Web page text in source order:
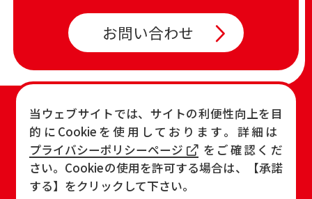
当ウェブサイトでは、サイトの利便性向上を目
的にCookieを使用しております。詳細は
プライバシーポリシーページ
をご確認くだ
さい。Cookieの使用を許可する場合は、【承諾
する】をクリックして下さい。
お問い合わせ
TOP
店舗一覧・チラシ
お知らせ
おすすめ商品
各店の最新情報